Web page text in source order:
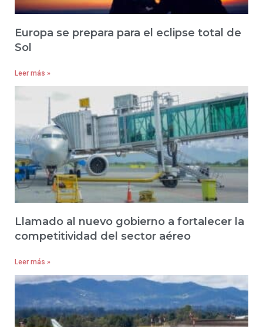
Europa se prepara para el eclipse total de
Sol
Leer más »
Llamado al nuevo gobierno a fortalecer la
competitividad del sector aéreo
Leer más »